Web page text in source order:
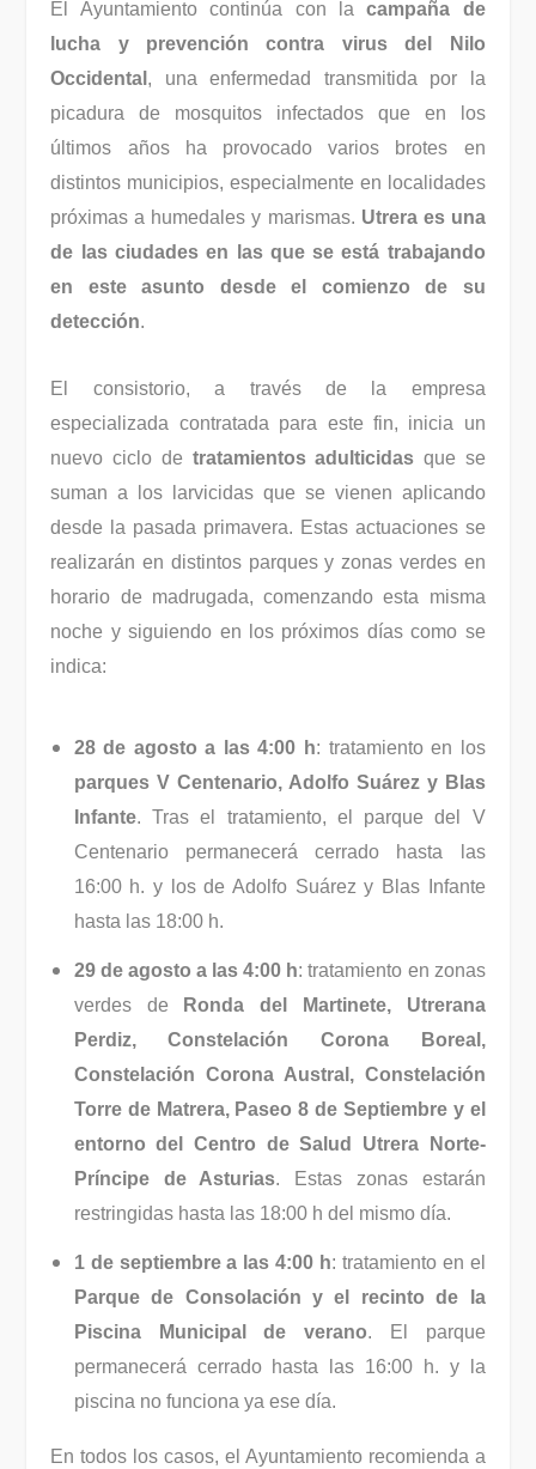
El Ayuntamiento continúa con la campaña de
lucha y prevención contra virus del Nilo
Occidental , una enfermedad transmitida por la
picadura de mosquitos infectados que en los
últimos años ha provocado varios brotes en
distintos municipios, especialmente en localidades
próximas a humedales y marismas. Utrera es una
de las ciudades en las que se está trabajando
en este asunto desde el comienzo de su
detección.
El consistorio, a través de la empresa
especializada contratada para este fin, inicia un
nuevo ciclo de tratamientos adulticidas que se
suman a los larvicidas que se vienen aplicando
desde la pasada primavera. Estas actuaciones se
realizarán en distintos parques y zonas verdes en
horario de madrugada, comenzando esta misma
noche y siguiendo en los próximos días como se
indica:
28 de agosto a las 4:00 h: tratamiento en los
parques V Centenario, Adolfo Suárez y Blas
Infante. Tras el tratamiento, el parque del V
Centenario permanecerá cerrado hasta las
16:00 h. y los de Adolfo Suárez y Blas Infante
hasta las 18:00 h.
29 de agosto a las 4:00 h: tratamiento en zonas
verdes de
Ronda del Martinete, Utrerana
Perdiz, Constelación Corona Boreal,
Constelación Corona Austral, Constelación
Torre de Matrera, Paseo 8 de Septiembre y el
entorno del Centro de Salud Utrera Norte-
Príncipe de Asturias. Estas zonas estarán
restringidas hasta las 18:00 h del mismo día.
1 de septiembre a las 4:00 h: tratamiento en el
Parque de Consolación y el recinto de la
Piscina Municipal de verano. El parque
permanecerá cerrado hasta las 16:00 h. y la
piscina no funciona ya ese día.
En todos los casos, el Ayuntamiento recomienda a